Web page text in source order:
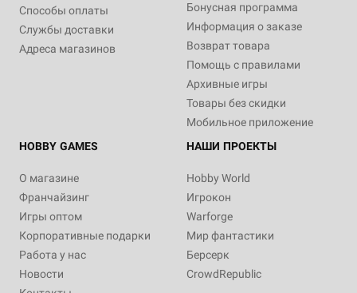
Способы оплаты
Службы доставки
Адреса магазинов
Бонусная программа
Информация о заказе
Возврат товара
Помощь с правилами
Архивные игры
Товары без скидки
Мобильное приложение
HOBBY GAMES
О магазине
Франчайзинг
Игры оптом
Корпоративные подарки
Работа у нас
Новости
НАШИ ПРОЕКТЫ
Hobby World
Игрокон
Warforge
Мир фантастики
Берсерк
CrowdRepublic